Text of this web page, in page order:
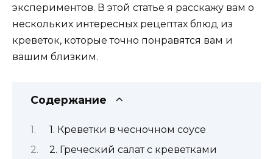
экспериментов. В этой статье я расскажу вам о
нескольких интересных рецептах блюд из
креветок, которые точно понравятся вам и
вашим близким.
Содержание
1. Креветки в чесночном соусе
2. Греческий салат с креветками